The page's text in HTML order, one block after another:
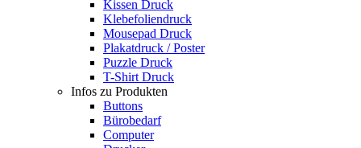
Kissen Druck
Klebefoliendruck
Mousepad Druck
Plakatdruck / Poster
Puzzle Druck
T-Shirt Druck
Infos zu Produkten
Buttons
Bürobedarf
Computer